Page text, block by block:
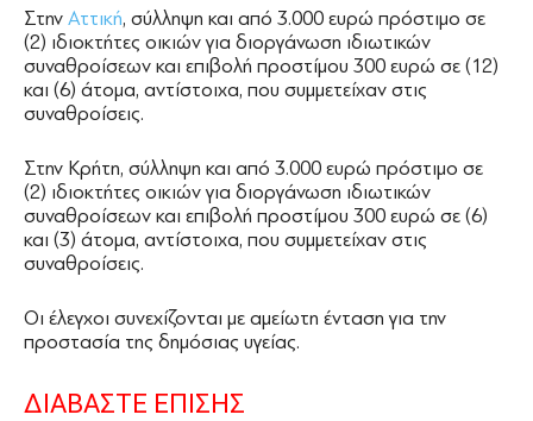
Στην Αττική, σύλληψη και από 3.000 ευρώ πρόστιμο σε
(2) ιδιοκτήτες οικιών για διοργάνωση ιδιωτικών
συναθροίσεων και επιβολή προστίμου 300 ευρώ σε (12)
και (6) άτομα, αντίστοιχα, που συμμετείχαν στις
συναθροίσεις.
Στην Κρήτη, σύλληψη και από 3.000 ευρώ πρόστιμο σε
(2) ιδιοκτήτες οικιών για διοργάνωση ιδιωτικών
συναθροίσεων και επιβολή προστίμου 300 ευρώ σε (6)
και (3) άτομα, αντίστοιχα, που συμμετείχαν στις
συναθροίσεις.
Οι έλεγχοι συνεχίζονται με αμείωτη ένταση για την
προστασία της δημόσιας υγείας.
ΔΙΑΒΑΣΤΕ ΕΠΙΣΗΣ